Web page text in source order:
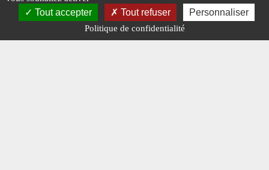
#OXFORD.
#PERFEX.
#WSI.
Publié le : 5 mai
Tout accepter Tout refuser Personnaliser
Politique de confidentialité